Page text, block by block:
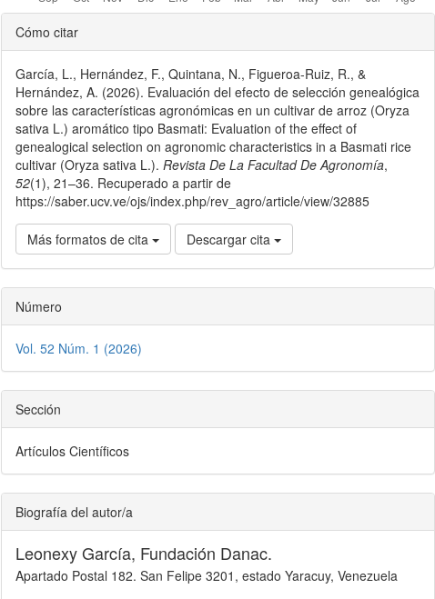
Detalles
del
artículo
Cómo citar
García, L., Hernández, F., Quintana, N., Figueroa-Ruiz, R., &
Hernández, A. (2026). Evaluación del efecto de selección genealógica
sobre las características agronómicas en un cultivar de arroz (Oryza
sativa L.) aromático tipo Basmati: Evaluation of the effect of
genealogical selection on agronomic characteristics in a Basmati rice
cultivar (Oryza sativa L.). Revista De La Facultad De Agronomía,
52(1), 21–36. Recuperado a partir de
https://saber.ucv.ve/ojs/index.php/rev_agro/article/view/32885
Más formatos de cita Descargar cita
Número
Vol. 52 Núm. 1 (2026)
Sección
Artículos Científicos
Biografía del autor/a
Leonexy García, Fundación Danac.
Apartado Postal 182. San Felipe 3201, estado Yaracuy, Venezuela